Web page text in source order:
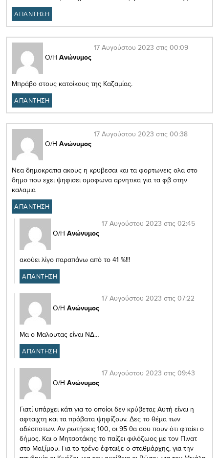
ΑΠΑΝΤΗΣΗ
Ο/Η Ανώνυμος
17 Αυγούστου 2023 στις 00:09
Μπράβο στους κατοίκους της Καζαμίας.
ΑΠΑΝΤΗΣΗ
Ο/Η Ανώνυμος
17 Αυγούστου 2023 στις 00:38
Νεα δημοκρατια ακους η κρυβεσαι και τα φορτωνεις ολα στο
δημο που εχει ψηφισει ομοφωνα αρνητικα για τα φβ στην
καλαμια
ΑΠΑΝΤΗΣΗ
Ο/Η Ανώνυμος
17 Αυγούστου 2023 στις 02:45
ακούει λίγο παραπάνω από το 41 %!!!
ΑΠΑΝΤΗΣΗ
Ο/Η Ανώνυμος
17 Αυγούστου 2023 στις 07:22
Μα ο Μαλουτας είναι ΝΔ…
ΑΠΑΝΤΗΣΗ
Ο/Η Ανώνυμος
17 Αυγούστου 2023 στις 09:43
Γιατί υπάρχει κάτι για το οποίοι δεν κρύβεται; Αυτή είναι η
αφταιχτη και τα πρόβατα ψηφίζουν. Δες το θέμα των
αδέσποτων. Αν ρωτήσεις 100, οι 95 θα σου πουν ότι φταίει ο
δήμος. Και ο Μητσοτάκης το παίζει φιλόζωος με τον Πινατ
στο Μαξίμου. Για το τρένο έφταιξε ο σταθμάρχης, για την